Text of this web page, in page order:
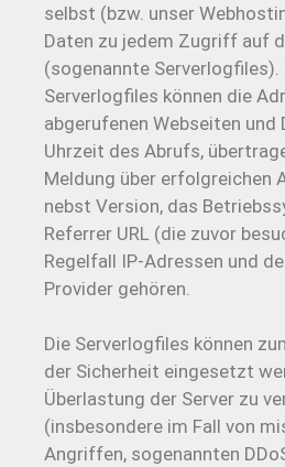
selbst (bzw. unser
Daten zu jedem Zugriff auf
(sogenannte Serverlogfiles).
Serverlogfiles können die
abgerufenen Webseiten und
Uhrzeit des Abrufs,
Meldung über erfolgreichen
nebst Version, das
Referrer URL (die zuvor
Regelfall IP-Adressen und
Provider gehören.
Die Serverlogfiles können
der Sicherheit eingesetzt
Überlastung der Server zu
(insbesondere im Fall von
Angriffen, sogenannten